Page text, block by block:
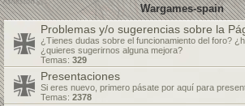
Wargames-spain
Problemas y/o sugerencias sobre la
¿Tienes dudas sobre el funcionamiento del foro?
¿quieres sugerirnos alguna mejora?
Temas: 329
Presentaciones
Si eres nuevo, primero pásate por aquí para
Temas: 2378